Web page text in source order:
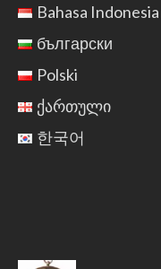
Bahasa Indonesia
български
Polski
ქართული
한국어